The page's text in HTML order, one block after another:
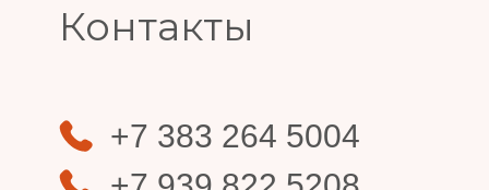
Контакты
+7 383 264 5004